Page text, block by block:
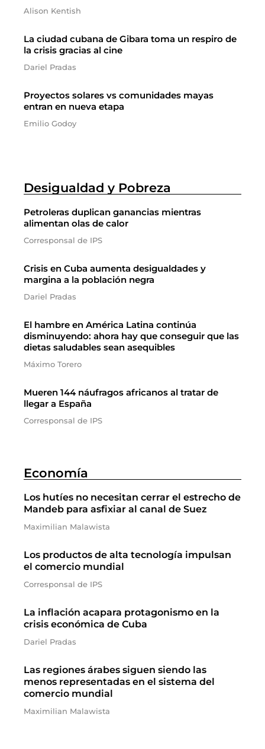
Alison Kentish
La ciudad cubana de Gibara toma un respiro de
la crisis gracias al cine
Dariel Pradas
Proyectos solares vs comunidades mayas
entran en nueva etapa
Emilio Godoy
Desigualdad y Pobreza
Petroleras duplican ganancias mientras
alimentan olas de calor
Corresponsal de IPS
Crisis en Cuba aumenta desigualdades y
margina a la población negra
Dariel Pradas
El hambre en América Latina continúa
disminuyendo: ahora hay que conseguir que las
dietas saludables sean asequibles
Máximo Torero
Mueren 144 náufragos africanos al tratar de
llegar a España
Corresponsal de IPS
Economía
Los hutíes no necesitan cerrar el estrecho de
Mandeb para asfixiar al canal de Suez
Maximilian Malawista
Los productos de alta tecnología impulsan
el comercio mundial
Corresponsal de IPS
La inflación acapara protagonismo en la
crisis económica de Cuba
Dariel Pradas
Las regiones árabes siguen siendo las
menos representadas en el sistema del
comercio mundial
Maximilian Malawista